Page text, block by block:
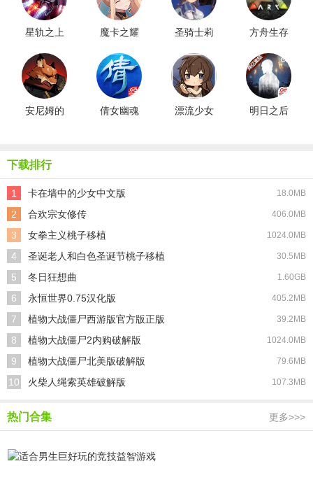
星轨之上
魔卡之耀
圣骑士莉
化版
方舟生存
安尼姆的
倩女幽魂
漂流少女
明日之后
下载排行
1 卡在墙中的少女中文版 18.0MB
2 合欢宗女修传 406.0MB
3 女拳主义桃子移植 1024.0MB
4 圣诞老人和白色圣诞节桃子移植 30.5MB
5 冬日狂想曲 1.60GB
6 永恒世界0.75汉化版 405.2MB
7 植物大战僵尸西游版官方版正版 39.2MB
8 植物大战僵尸2内购破解版 1024.0MB
9 植物大战僵尸北美版破解版 79.6MB
10 火柴人绳索英雄破解版 107.3MB
热门合集 更多>>>